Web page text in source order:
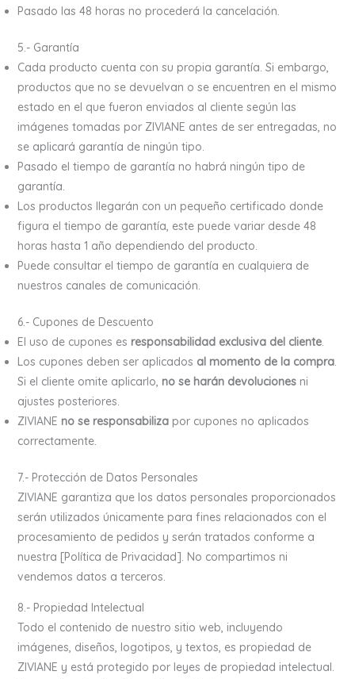
Pasado las 48 horas no procederá la cancelación.
5.- Garantía
Cada producto cuenta con su propia garantía. Si embargo,
productos que no se devuelvan o se encuentren en el mismo
estado en el que fueron enviados al cliente según las
imágenes tomadas por ZIVIANE antes de ser entregadas, no
se aplicará garantía de ningún tipo.
Pasado el tiempo de garantía no habrá ningún tipo de
garantía.
Los productos llegarán con un pequeño certificado donde
figura el tiempo de garantía, este puede variar desde 48
horas hasta 1 año dependiendo del producto.
Puede consultar el tiempo de garantía en cualquiera de
nuestros canales de comunicación.
6.- Cupones de Descuento
El uso de cupones es responsabilidad exclusiva del cliente.
Los cupones deben ser aplicados al momento de la compra.
Si el cliente omite aplicarlo, no se harán devolucionesni
ajustes posteriores.
ZIVIANE no se responsabilizapor cupones no aplicados
correctamente.
7.- Protección de Datos Personales
ZIVIANE garantiza que los datos personales proporcionados
serán utilizados únicamente para fines relacionados con el
procesamiento de pedidos y serán tratados conforme a
nuestra [Política de Privacidad]. No compartimos ni
vendemos datos a terceros.
8.- Propiedad Intelectual
Todo el contenido de nuestro sitio web, incluyendo
imágenes, diseños, logotipos, y textos, es propiedad de
ZIVIANE y está protegido por leyes de propiedad intelectual.